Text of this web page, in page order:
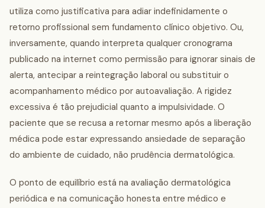
utiliza como justificativa para adiar indefinidamente o
retorno profissional sem fundamento clínico objetivo. Ou,
inversamente, quando interpreta qualquer cronograma
publicado na internet como permissão para ignorar sinais de
alerta, antecipar a reintegração laboral ou substituir o
acompanhamento médico por autoavaliação. A rigidez
excessiva é tão prejudicial quanto a impulsividade. O
paciente que se recusa a retornar mesmo após a liberação
médica pode estar expressando ansiedade de separação
do ambiente de cuidado, não prudência dermatológica.
O ponto de equilíbrio está na avaliação dermatológica
periódica e na comunicação honesta entre médico e